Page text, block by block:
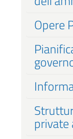
Opere
private